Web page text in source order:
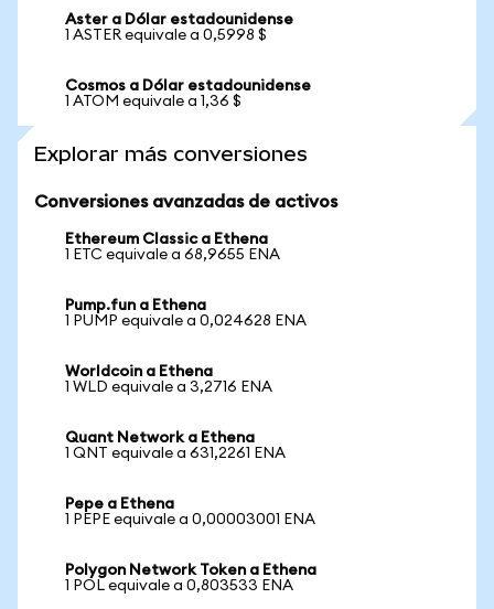
Aster a Dólar estadounidense
1 ASTER equivale a 0,5998 $
Cosmos a Dólar estadounidense
1 ATOM equivale a 1,36 $
Explorar más conversiones
Conversiones avanzadas de activos
Ethereum Classic a Ethena
1 ETC equivale a 68,9655 ENA
Pump.fun a Ethena
1 PUMP equivale a 0,024628 ENA
Worldcoin a Ethena
1 WLD equivale a 3,2716 ENA
Quant Network a Ethena
1 QNT equivale a 631,2261 ENA
Pepe a Ethena
1 PEPE equivale a 0,00003001 ENA
Polygon Network Token a Ethena
1 POL equivale a 0,803533 ENA